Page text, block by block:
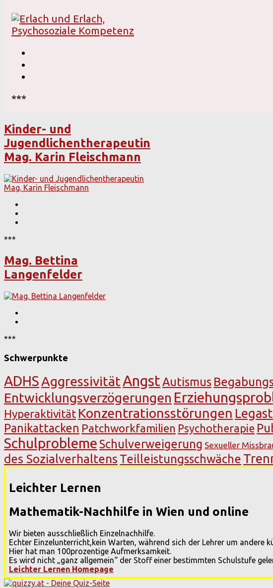
***
Kinder- und
Jugendlichentherapeutin
Mag. Karin Fleischmann
***
Mag. Bettina
Langenfelder
***
Schwerpunkte
ADHSAggressivitätAngstAutismus
Entwicklungsverzögerungen
Hyperaktivität Konzentrationsstörungen
Panikattacken Patchworkfamilien Psychotherapie
SchulproblemeSchulverweigerung Sexueller
des Sozialverhaltens Teilleistungsschwäche
Leichter Lernen
Mathematik-Nachhilfe in Wien und online
Wir bieten ausschließlich Einzelnachhilfe.
Echter Einzelunterricht,kein Warten, während sich der Lehrer um andere
Hier hat man 100prozentige Aufmerksamkeit.
Es wird nicht „ganz allgemein“ der Stoff einer bestimmten Schulstufe
Leichter Lernen Homepage